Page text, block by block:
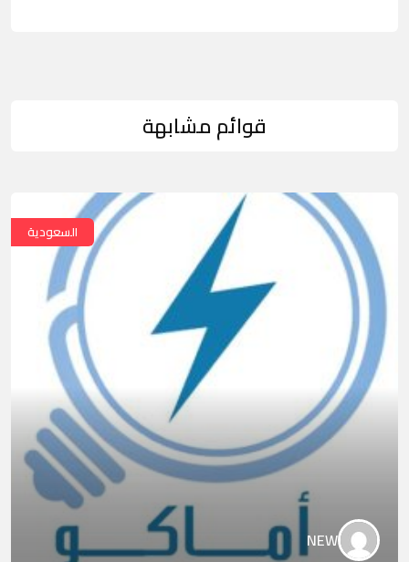
قوائم مشابهة
السعودية
NEW